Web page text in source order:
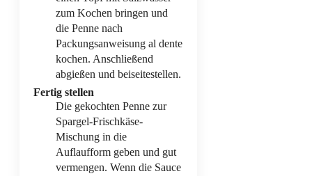
zum Kochen bringen und
die Penne nach
Packungsanweisung al dente
kochen. Anschließend
abgießen und beiseitestellen.
Fertig stellen
Die gekochten Penne zur
Spargel-Frischkäse-
Mischung in die
Auflaufform geben und gut
vermengen. Wenn die Sauce